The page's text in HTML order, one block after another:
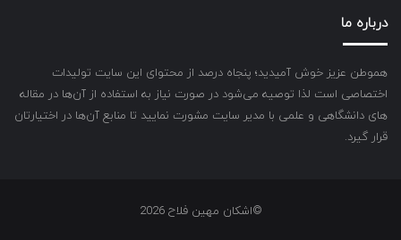
درباره ما
هموطن عزیز خوش آمیدید؛ پنجاه درصد از محتوای این سایت تولیدات
اختصاصی است لذا توصیه می‌شود در صورت نیاز به استفاده از آن‌ها در مقاله
های دانشگاهی و علمی با مدیر سایت مشورت نمایید تا منابع آن‌ها در اختیارتان
قرار گیرد.
©اشکان مهین فلاح 2026